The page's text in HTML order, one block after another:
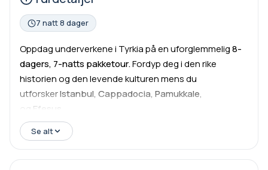
7 natt 8 dager
Oppdag underverkene i Tyrkia på en uforglemmelig8-
dagers, 7-natts pakketour.Fordyp deg i den rike
historien og den levende kulturen mens du
utforskerIstanbul, Cappadocia, Pamukkale,
Efesus.
Se alt